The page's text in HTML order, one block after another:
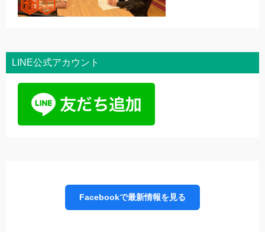
LINE公式アカウント
Facebookで最新情報を見る